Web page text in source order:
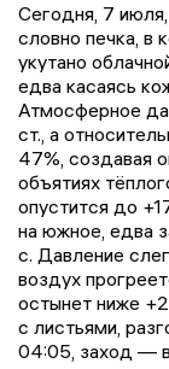
Сегодня, 7
словно печка, в
укутано
едва касаясь
Атмосферное
ст., а
47%, создавая
объятиях
опустится до
на южное, едва
с. Давление
воздух
остынет ниже
с листьями,
04:05, заход — в